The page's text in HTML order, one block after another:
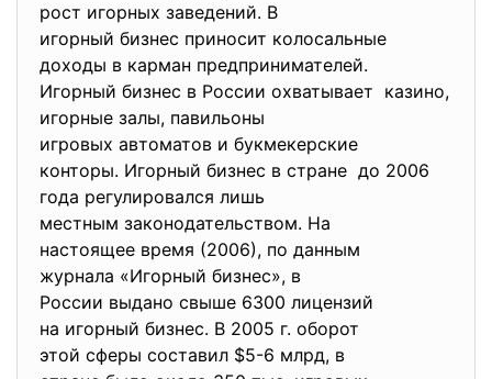
рост игорных заведений. В
игорный бизнес приносит колосальные
доходы в карман предпринимателей.
Игорный бизнес в России охватывает казино,
игорные залы, павильоны
игровых автоматов и букмекерские
конторы. Игорный бизнес в стране до 2006
года регулировался лишь
местным законодательством. На
настоящее время (2006), по данным
журнала «Игорный бизнес», в
России выдано свыше 6300 лицензий
на игорный бизнес. В 2005 г. оборот
этой сферы составил $5-6 млрд, в